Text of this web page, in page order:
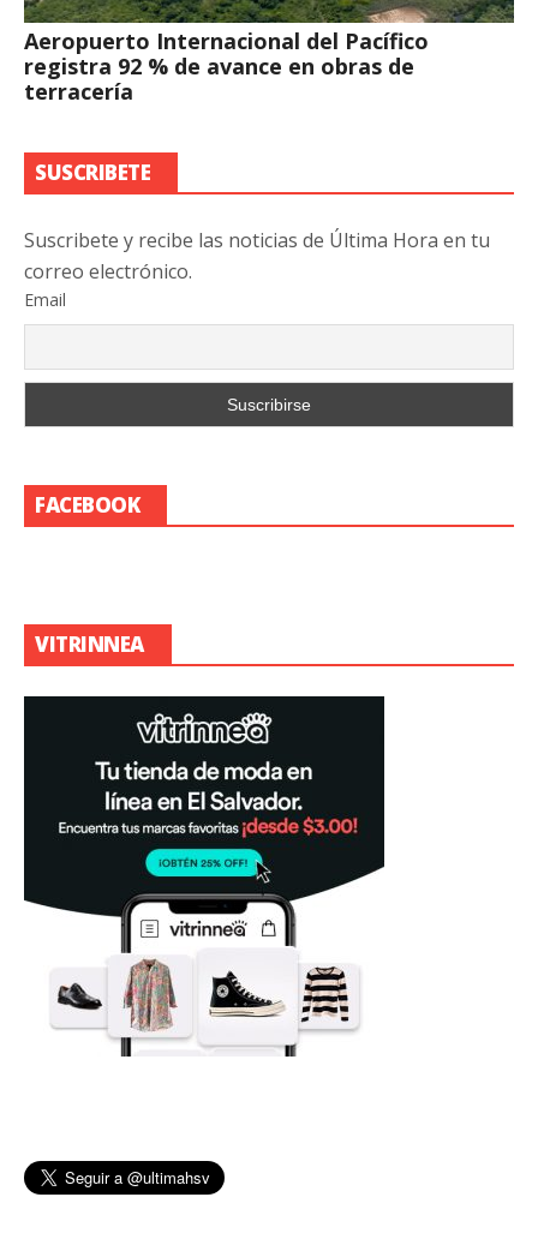
Aeropuerto Internacional del Pacífico
registra 92 % de avance en obras de
terracería
SUSCRIBETE
Suscribete y recibe las noticias de Última Hora en tu
correo electrónico.
Email
FACEBOOK
VITRINNEA